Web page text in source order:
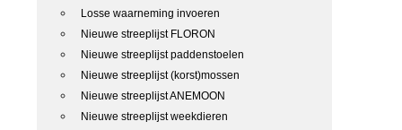
Losse waarneming invoeren
Nieuwe streeplijst FLORON
Nieuwe streeplijst paddenstoelen
Nieuwe streeplijst (korst)mossen
Nieuwe streeplijst ANEMOON
Nieuwe streeplijst weekdieren